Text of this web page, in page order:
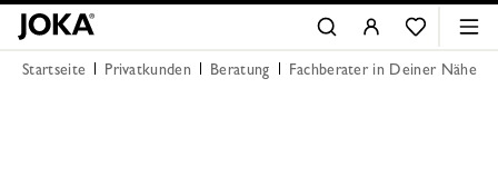
Startseite Privatkunden Beratung Fachberater in Deiner Nähe